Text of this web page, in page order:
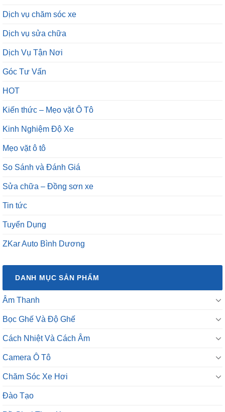
Dịch vụ chăm sóc xe
Dịch vụ sửa chữa
Dịch Vụ Tận Nơi
Góc Tư Vấn
HOT
Kiến thức – Mẹo vặt Ô Tô
Kinh Nghiệm Độ Xe
Mẹo vặt ô tô
So Sánh và Đánh Giá
Sửa chữa – Đồng sơn xe
Tin tức
Tuyển Dụng
ZKar Auto Bình Dương
DANH MỤC SẢN PHẨM
Âm Thanh
Bọc Ghế Và Độ Ghế
Cách Nhiệt Và Cách Âm
Camera Ô Tô
Chăm Sóc Xe Hơi
Đào Tạo